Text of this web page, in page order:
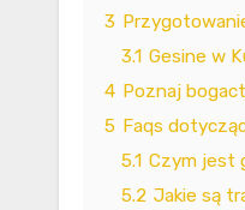
3
3.1 Gesine w
4 Poznaj
5 Faqs
5.1 Czym jest
5.2 Jakie są